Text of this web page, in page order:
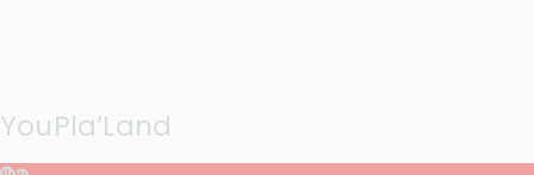
YouPla’Land